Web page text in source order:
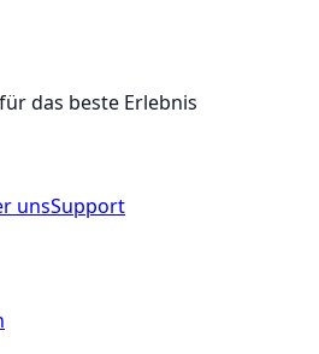
das beste Erlebnis
unsSupport